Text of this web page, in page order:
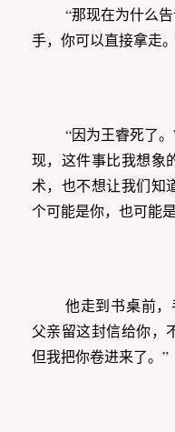
“那现在为什么
手，你可以直接拿走
“因为王睿死了
现，这件事比我想象
术，也不想让我们
个可能是你，也可能
他走到书桌前
父亲留这封信给你，
但我把你卷进来了。”